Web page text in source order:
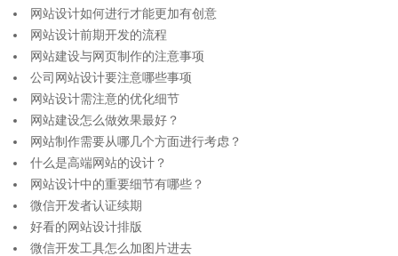
网站设计如何进行才能更加有创意
网站设计前期开发的流程
网站建设与网页制作的注意事项
公司网站设计要注意哪些事项
网站设计需注意的优化细节
网站建设怎么做效果最好？
网站制作需要从哪几个方面进行考虑？
什么是高端网站的设计？
网站设计中的重要细节有哪些？
微信开发者认证续期
好看的网站设计排版
微信开发工具怎么加图片进去